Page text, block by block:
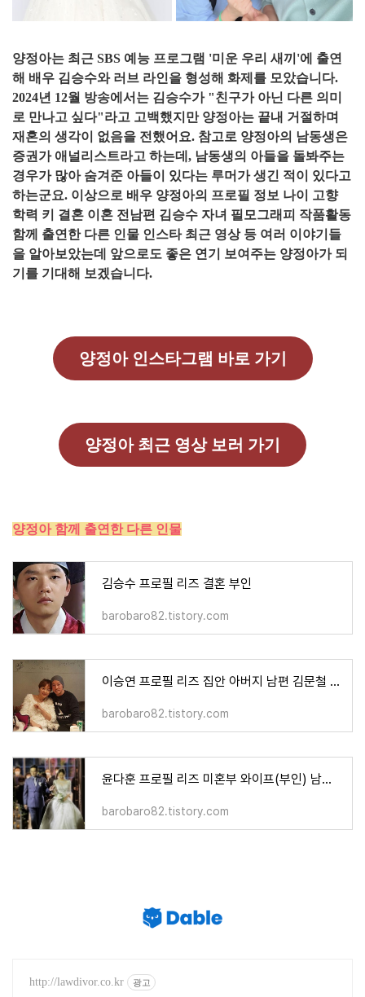
양정아는 최근 SBS 예능 프로그램 '미운 우리 새끼'에 출연
해 배우 김승수와 러브 라인을 형성해 화제를 모았습니다.
2024년 12월 방송에서는 김승수가 "친구가 아닌 다른 의미
로 만나고 싶다"라고 고백했지만 양정아는 끝내 거절하며
재혼의 생각이 없음을 전했어요. 참고로 양정아의 남동생은
증권가 애널리스트라고 하는데, 남동생의 아들을 돌봐주는
경우가 많아 숨겨준 아들이 있다는 루머가 생긴 적이 있다고
하는군요. 이상으로 배우 양정아의 프로필 정보 나이 고향
학력 키 결혼 이혼 전남편 김승수 자녀 필모그래피 작품활동
함께 출연한 다른 인물 인스타 최근 영상 등 여러 이야기들
을 알아보았는데 앞으로도 좋은 연기 보여주는 양정아가 되
기를 기대해 보겠습니다.
양정아 인스타그램 바로 가기
양정아 최근 영상 보러 가기
양정아 함께 출연한 다른 인물
김승수 프로필 리즈 결혼 부인
barobaro82.tistory.com
이승연 프로필 리즈 집안 아버지 남편 김문철 자녀 딸 집 작품활동
barobaro82.tistory.com
윤다훈 프로필 리즈 미혼부 와이프(부인) 남은정 자녀 딸 손녀 근황
barobaro82.tistory.com
http://lawdivor.co.kr 광고